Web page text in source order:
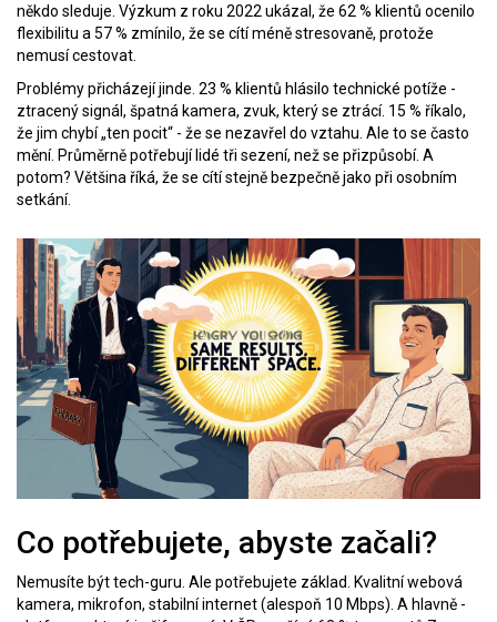
někdo sleduje. Výzkum z roku 2022 ukázal, že 62 % klientů ocenilo
flexibilitu a 57 % zmínilo, že se cítí méně stresovaně, protože
nemusí cestovat.
Problémy přicházejí jinde. 23 % klientů hlásilo technické potíže -
ztracený signál, špatná kamera, zvuk, který se ztrácí. 15 % říkalo,
že jim chybí „ten pocit“ - že se nezavřel do vztahu. Ale to se často
mění. Průměrně potřebují lidé tři sezení, než se přizpůsobí. A
potom? Většina říká, že se cítí stejně bezpečně jako při osobním
setkání.
Co potřebujete, abyste začali?
Nemusíte být tech-guru. Ale potřebujete základ. Kvalitní webová
kamera, mikrofon, stabilní internet (alespoň 10 Mbps). A hlavně -